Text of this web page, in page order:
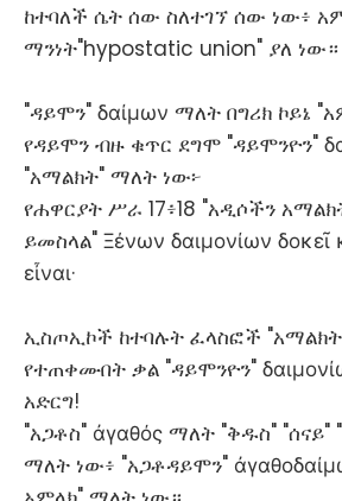
ከተባለች ሴት ሰው ስለተገኘ ሰው ነው፥
ማንነት"hypostatic union" ያለ ነው።
"ዳይሞን" δαίμων ማለት በግሪክ ኮይኔ
የዳይሞን ብዙ ቁጥር ደግሞ "ዳይሞንዮን"
"አማልክት" ማለት ነው፦
የሐዋርያት ሥራ 17፥18 "አዲሶችን
ይመስላል" Ξένων δαιμονίων δοκεῖ
εἶναι·
ኢስጦኢኮች ከተባሉት ፈላስፎች
የተጠቀሙበት ቃል "ዳይሞንዮን"
አድርግ!
"አጋቶስ" ἀγαθός ማለት "ቅዱስ" "ሰናይ"
ማለት ነው፥ "አጋቶዳይሞን"